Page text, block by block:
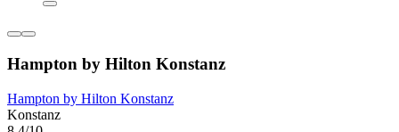
Hampton by Hilton Konstanz
Hampton by Hilton Konstanz
Konstanz